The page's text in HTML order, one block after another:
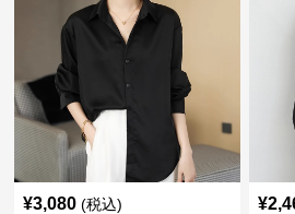
¥3,080 (税込) ¥